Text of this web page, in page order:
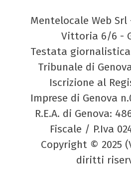
Mentelocale Web Srl
Vittoria 6/6 -
Testata
Tribunale di
Iscrizione al
Imprese di Genova
R.E.A. di Genova:
Fiscale / P.Iva
Copyright © 2025
diritti